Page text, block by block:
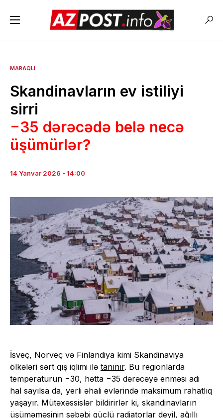
MARAQLI
Skandinavların ev istiliyi
sirri
−35 dərəcədə belə necə
üşümürlər?
14 Yanvar 2026 - 14:00
İsveç, Norveç və Finlandiya kimi Skandinaviya
ölkələri sərt qış iqlimi ilə tanınır. Bu regionlarda
temperaturun −30, hətta −35 dərəcəyə enməsi adi
hal sayılsa da, yerli əhali evlərində maksimum rahatlıq
yaşayır. Mütəxəssislər bildirirlər ki, skandinavların
üşüməməsinin səbəbi güclü radiatorlar deyil, ağıllı